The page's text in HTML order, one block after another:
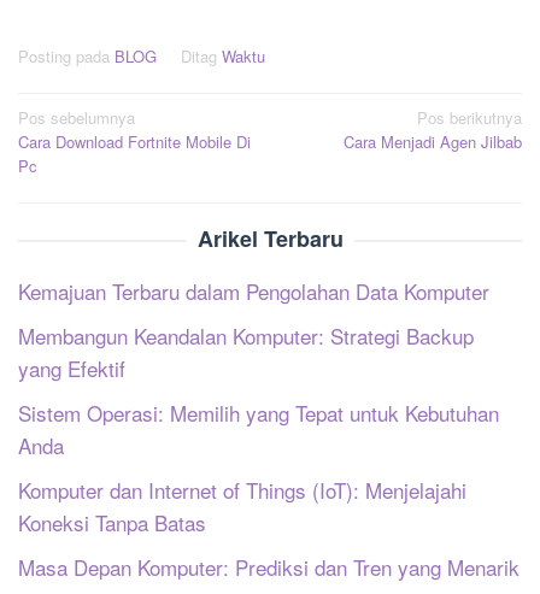
Posting pada BLOG Ditag Waktu
Navigasi
pos
Pos sebelumnya
Cara Download Fortnite Mobile Di
Pc
Pos berikutnya
Cara Menjadi Agen Jilbab
Arikel Terbaru
Kemajuan Terbaru dalam Pengolahan Data Komputer
Membangun Keandalan Komputer: Strategi Backup
yang Efektif
Sistem Operasi: Memilih yang Tepat untuk Kebutuhan
Anda
Komputer dan Internet of Things (IoT): Menjelajahi
Koneksi Tanpa Batas
Masa Depan Komputer: Prediksi dan Tren yang Menarik